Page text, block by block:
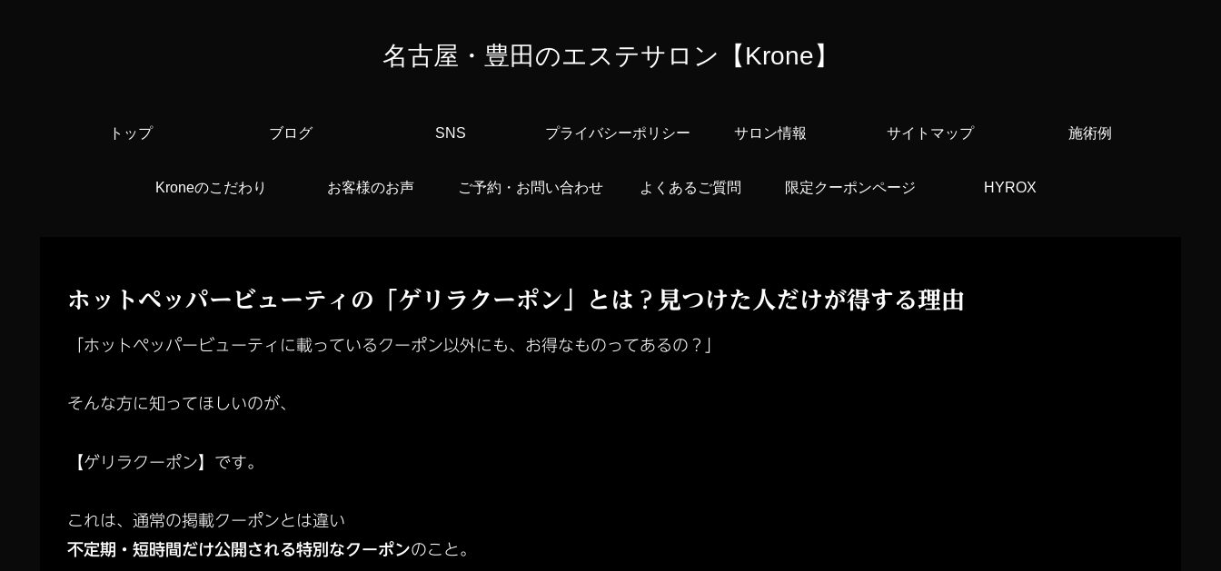
名古屋・豊田のエステサロン【Krone】
トップ ブログ SNS プライバシーポリシー サロン情報 サイトマップ 施術例
Kroneのこだわり お客様のお声 ご予約・お問い合わせ よくあるご質問 限定クーポンページ HYROX
ホットペッパービューティの「ゲリラクーポン」とは？見つけた人だけが得する理由
「ホットペッパービューティに載っているクーポン以外にも、お得なものってあるの？」
そんな方に知ってほしいのが、
【ゲリラクーポン】です。
これは、通常の掲載クーポンとは違い
不定期・短時間だけ公開される特別なクーポンのこと。